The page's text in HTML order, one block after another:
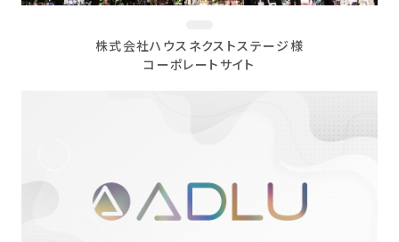
株式会社ハウスネクストステージ様
コーポレートサイト